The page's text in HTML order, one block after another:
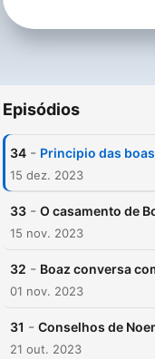
Episódios
34 - Principio das
15 dez. 2023
33 - O casamento de
15 nov. 2023
32 - Boaz conversa
01 nov. 2023
31 - Conselhos de
21 out. 2023